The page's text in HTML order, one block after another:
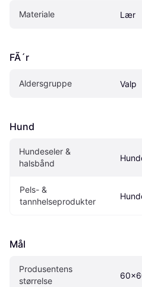
Materiale Lær
FÃ´r
Aldersgruppe Valp
Hund
Hundeseler &
halsbånd
Pels- &
tannhelseprodukter
Mål
Produsentens
størrelse